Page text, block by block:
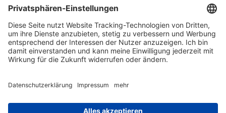
ÜBER 125 JAHRE AM PRINZIPALMARKT
PERSÖNLICHE BERATUNG
KOSTENLOSER RÜCKVERSAND